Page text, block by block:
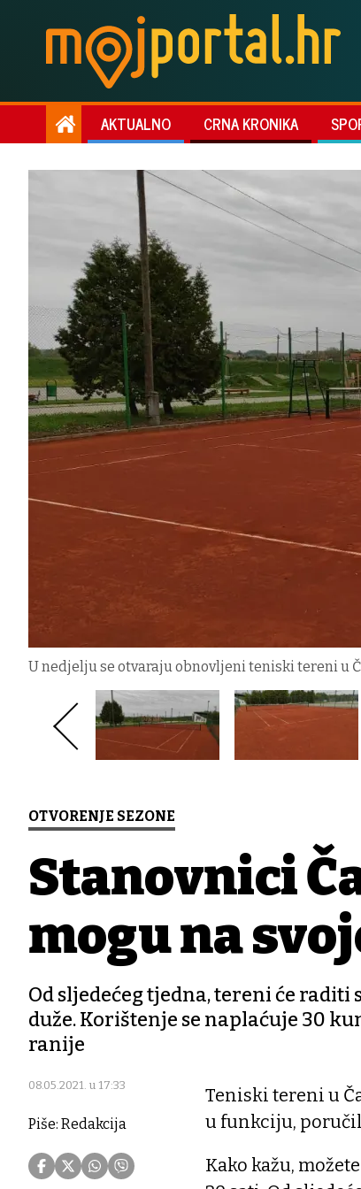
AKTUALNO CRNA KRONIKA
U nedjelju se otvaraju obnovljeni teniski tereni u
OTVORENJE SEZONE
Stanovnici
mogu na
Od sljedećeg tjedna, tereni će raditi
duže. Korištenje se naplaćuje 30
ranije
08.05.2021. u 17:33
Piše: Redakcija
Teniski tereni u
u funkciju,
Kako kažu,